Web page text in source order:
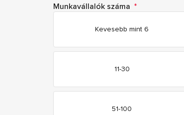
Munkavállalók száma *
Kevesebb mint 6
11-30
51-100